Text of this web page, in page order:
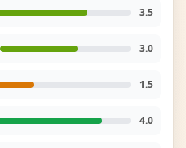
3.5
3.0
1.5
4.0